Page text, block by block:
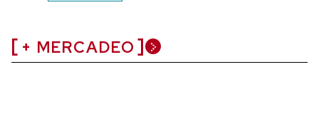
+ MERCADEO